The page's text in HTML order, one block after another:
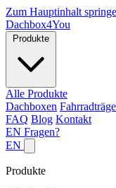
Zum Hauptinhalt
Dachbox4You
Alle Produkte
Dachboxen
FAQ Blog Kontakt
EN Fragen?
EN
Produkte